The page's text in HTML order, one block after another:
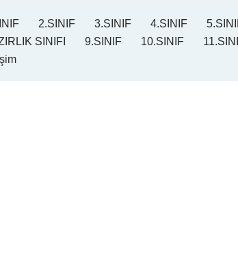
2.SINIF 3.SINIF 4.SINIF
SINIFI
9.SINIF 10.SINIF